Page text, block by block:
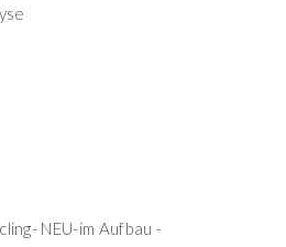
NEU-im Aufbau -